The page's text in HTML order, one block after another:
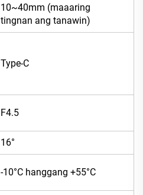
10~40mm (maaaring
tingnan ang tanawin)
Type-C
F4.5
16°
-10°C hanggang +55°C